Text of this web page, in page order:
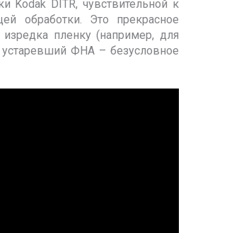
Kodak DITR, чувствительной к
обработки. Это прекрасное
пленку (например, для
устаревший ФНА – безусловное